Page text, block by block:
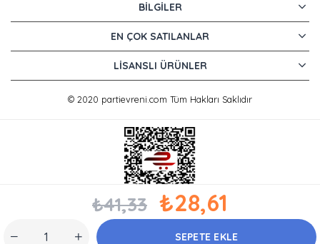
₺41,33 ₺28,61
BILGILER
EN ÇOK SATILANLAR
LISANSLI ÜRÜNLER
© 2020 partievreni.com Tüm Hakları Saklıdır